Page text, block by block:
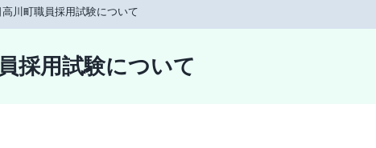
川町職員採用試験について
採用試験について